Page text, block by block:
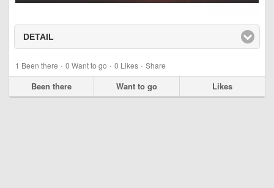
DETAIL
1 Been there · 0 Want to go · 0 Likes · Share
Been there Want to go Likes